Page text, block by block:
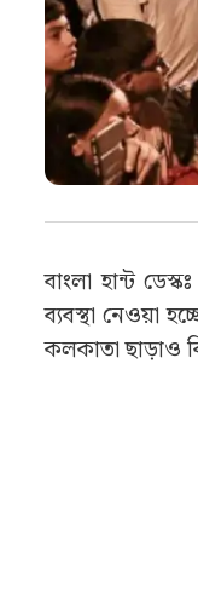
বাংলা হান্ট
ব্যবস্থা নেওয়া
কলকাতা ছাড়াও